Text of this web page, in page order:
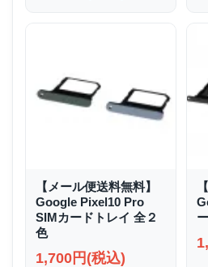
【メール便送料無料】
Google Pixel10 Pro
SIMカードトレイ 全２
色
1,700円(税込)